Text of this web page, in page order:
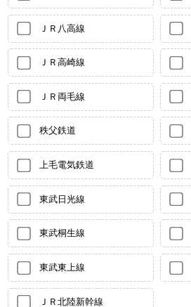
ＪＲ八高線
ＪＲ高崎線
ＪＲ両毛線
秩父鉄道
上毛電気鉄道
東武日光線
東武桐生線
東武東上線
ＪＲ北陸新幹線